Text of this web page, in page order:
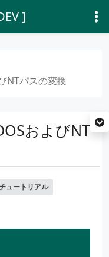
]
NTパスの変換
およびNT
ュートリアル